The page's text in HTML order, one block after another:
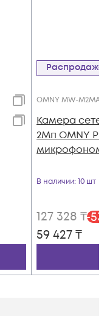
Распродажа
OMNY MW-
Камера
2Мп OMNY
микрофоном
В наличии: 10 шт
127 328 ₸-53
59 427₸